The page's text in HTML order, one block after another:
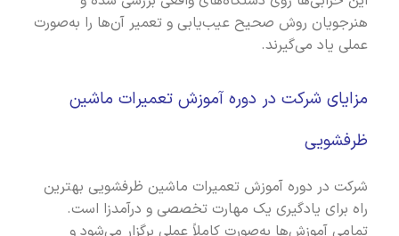
هنرجویان روش صحیح عیب‌یابی و تعمیر آن‌ها را به‌صورت
عملی یاد می‌گیرند.
مزایای شرکت در دوره آموزش تعمیرات ماشین
ظرفشویی
شرکت در دوره آموزش تعمیرات ماشین ظرفشویی بهترین
راه برای یادگیری یک مهارت تخصصی و درآمدزا است.